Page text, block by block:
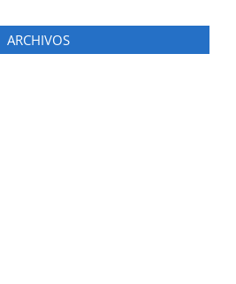
ARCHIVOS